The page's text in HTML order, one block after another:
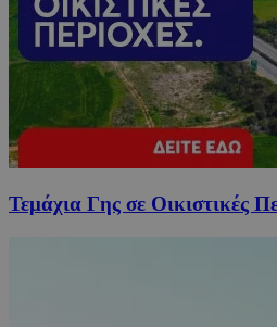
Τεμάχια Γης σε Οικιστικές